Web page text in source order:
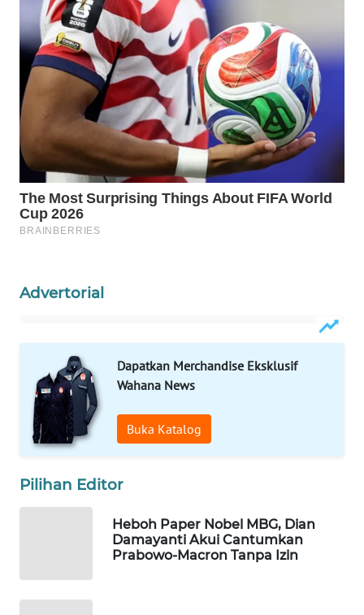
Advertorial
Dapatkan Merchandise Eksklusif
Wahana News
Buka Katalog
Pilihan Editor
Heboh Paper Nobel MBG, Dian
Damayanti Akui Cantumkan
Prabowo-Macron Tanpa Izin
WAHANA
SELEB
WAHANA
WAHANA
OTOMOTIF
WAHANA
HEALTH
DESA
WISATA
LAPAK
WAHANA
Wahana
Network
LISTRIK
WALINKI
ID